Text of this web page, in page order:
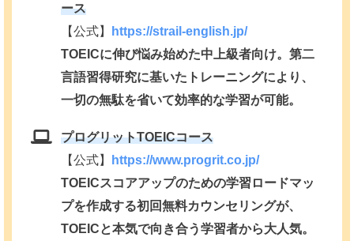
ース
【公式】
https://strail-english.jp/
TOEICに伸び悩み始めた中上級者向け。第二
言語習得研究に基いたトレーニングにより、
一切の無駄を省いて効率的な学習が可能。
プログリットTOEICコース
【公式】
https://www.progrit.co.jp/
TOEICスコアアップのための学習ロードマッ
プを作成する初回無料カウンセリングが、
TOEICと本気で向き合う学習者から大人気。